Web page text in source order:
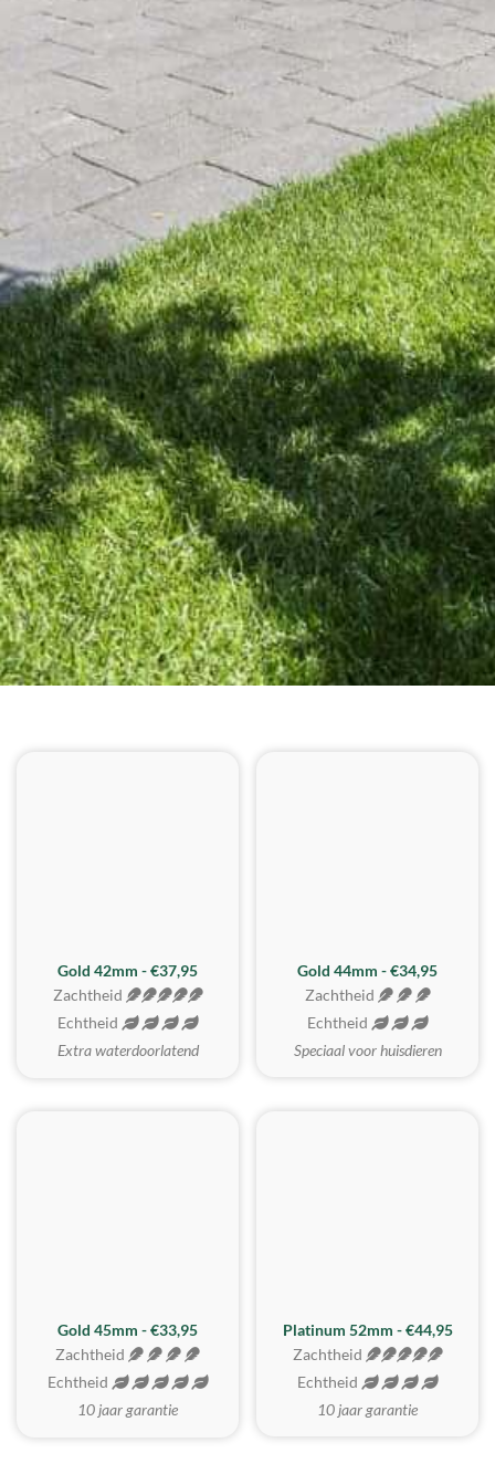
ZACHTSTE
Gold 42mm - €37,95
Zachtheid
Echtheid
Extra waterdoorlatend
Gold 44mm - €34,95
Zachtheid
Echtheid
Speciaal voor huisdieren
REALISTISCH
Gold 45mm - €33,95
Zachtheid
Echtheid
10 jaar garantie
ZACHTSTE
Platinum 52mm - €44,95
Zachtheid
Echtheid
10 jaar garantie